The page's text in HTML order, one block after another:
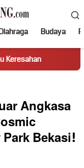
Budaya
Truk Miring Hambat
Angkasa
Bekasi!